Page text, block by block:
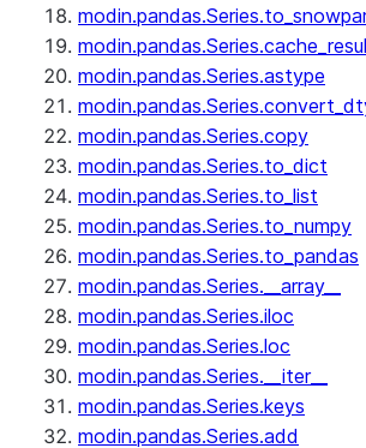
modin.pandas.Series.astype
modin.pandas.Series.copy
modin.pandas.Series.to_dict
modin.pandas.Series.to_list
modin.pandas.Series.to_numpy
modin.pandas.Series.to_pandas
modin.pandas.Series.__array__
modin.pandas.Series.iloc
modin.pandas.Series.loc
modin.pandas.Series.__iter__
modin.pandas.Series.keys
modin.pandas.Series.add